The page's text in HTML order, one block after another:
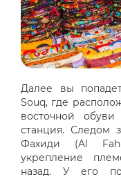
Далее вы
Souq, где
восточной
станция. Следом
Фахиди (Al
укрепление
назад. У его